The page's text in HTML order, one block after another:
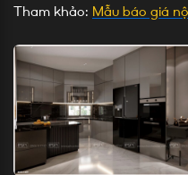
Tham khảo: Mẫu báo giá